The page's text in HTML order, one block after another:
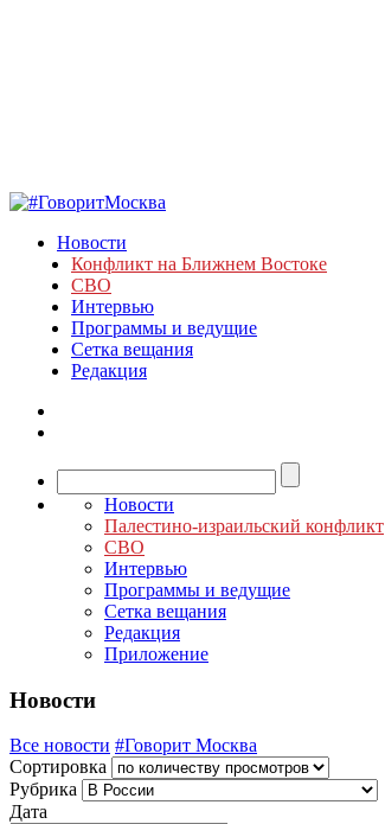
Новости
Конфликт на Ближнем Востоке
СВО
Интервью
Программы и ведущие
Сетка вещания
Редакция
Новости
Палестино-израильский конфликт
СВО
Интервью
Программы и ведущие
Сетка вещания
Редакция
Приложение
Новости
Все новости #Говорит Москва
Сортировка
Рубрика
Дата